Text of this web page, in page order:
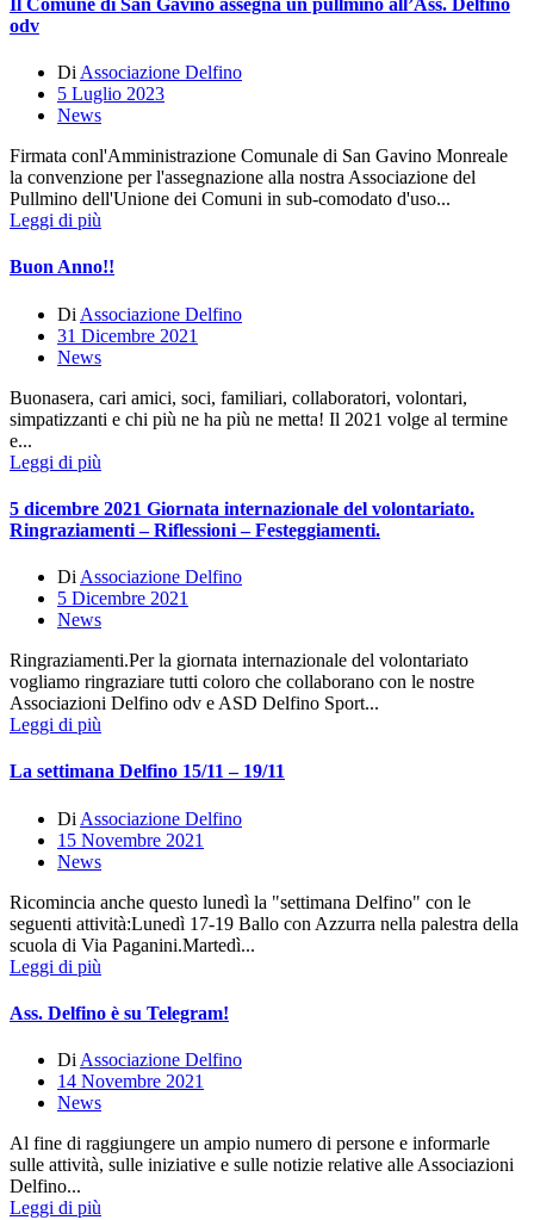
odv
Di Associazione Delfino
5 Luglio 2023
News
Firmata conl'Amministrazione Comunale di San Gavino Monreale
la convenzione per l'assegnazione alla nostra Associazione del
Pullmino dell'Unione dei Comuni in sub-comodato d'uso...
Leggi di più
Buon Anno!!
Di Associazione Delfino
31 Dicembre 2021
News
Buonasera, cari amici, soci, familiari, collaboratori, volontari,
simpatizzanti e chi più ne ha più ne metta! Il 2021 volge al termine
e...
Leggi di più
5 dicembre 2021 Giornata internazionale del volontariato.
Ringraziamenti – Riflessioni – Festeggiamenti.
Di Associazione Delfino
5 Dicembre 2021
News
Ringraziamenti.Per la giornata internazionale del volontariato
vogliamo ringraziare tutti coloro che collaborano con le nostre
Associazioni Delfino odv e ASD Delfino Sport...
Leggi di più
La settimana Delfino 15/11 – 19/11
Di Associazione Delfino
15 Novembre 2021
News
Ricomincia anche questo lunedì la "settimana Delfino" con le
seguenti attività:Lunedì 17-19 Ballo con Azzurra nella palestra della
scuola di Via Paganini.Martedì...
Leggi di più
Ass. Delfino è su Telegram!
Di Associazione Delfino
14 Novembre 2021
News
Al fine di raggiungere un ampio numero di persone e informarle
sulle attività, sulle iniziative e sulle notizie relative alle Associazioni
Delfino...
Leggi di più